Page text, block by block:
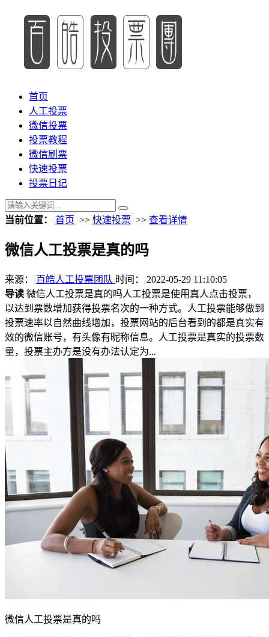
首页
人工投票
微信投票
投票教程
微信刷票
快速投票
投票日记
当前位置： 首页 >> 快速投票 >> 查看详情
微信人工投票是真的吗
来源： 百皓人工投票团队 时间： 2022-05-29 11:10:05
导读 微信人工投票是真的吗人工投票是使用真人点击投票，
以达到票数增加获得投票名次的一种方式。人工投票能够做到
投票速率以自然曲线增加，投票网站的后台看到的都是真实有
效的微信账号，有头像有昵称信息。人工投票是真实的投票数
量，投票主办方是没有办法认定为...
微信人工投票是真的吗